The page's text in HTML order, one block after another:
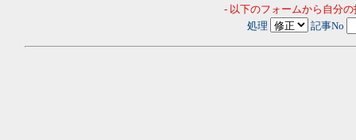
- 以下のフォームから自分
処理
記事No